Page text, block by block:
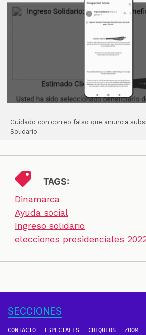
Cuidado con correo falso que anuncia
Solidario
TAGS:
Dinamarca
Ayuda social
Ingreso solidario
elecciones presidenciales 2022
SECCIONES
CONTACTO ESPECIALES CHEQUEOS ZOOM